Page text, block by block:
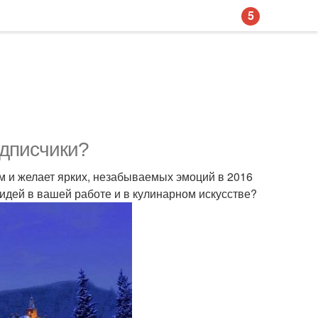
и желает ярких, незабываемых эмоций в 2016
в вашей работе и в кулинарном искусстве?
5